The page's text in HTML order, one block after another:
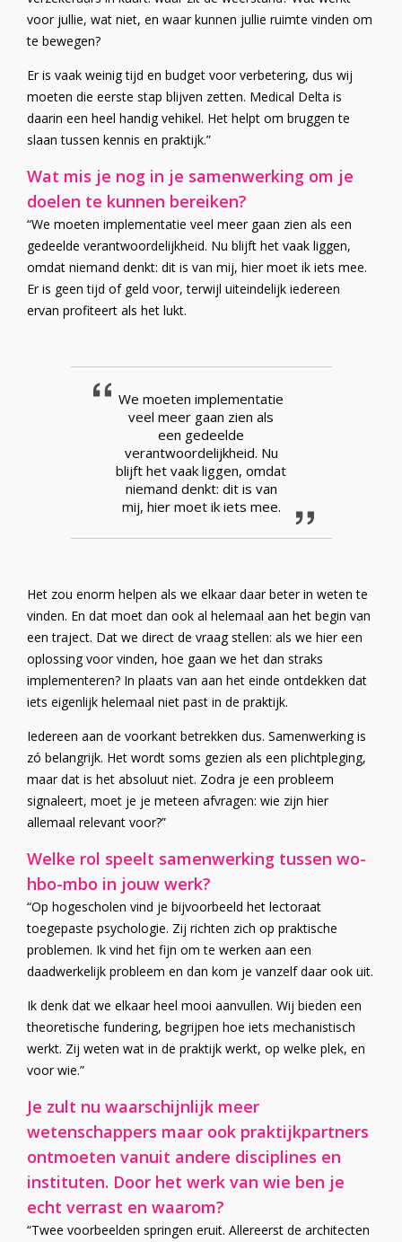
voor jullie, wat niet, en waar kunnen jullie ruimte vinden om
te bewegen?
Er is vaak weinig tijd en budget voor verbetering, dus wij
moeten die eerste stap blijven zetten. Medical Delta is
daarin een heel handig vehikel. Het helpt om bruggen te
slaan tussen kennis en praktijk.”
Wat mis je nog in je samenwerking om je
doelen te kunnen bereiken?
“We moeten implementatie veel meer gaan zien als een
gedeelde verantwoordelijkheid. Nu blijft het vaak liggen,
omdat niemand denkt: dit is van mij, hier moet ik iets mee.
Er is geen tijd of geld voor, terwijl uiteindelijk iedereen
ervan profiteert als het lukt.
We moeten implementatie
veel meer gaan zien als
een gedeelde
verantwoordelijkheid. Nu
blijft het vaak liggen, omdat
niemand denkt: dit is van
mij, hier moet ik iets mee.
Het zou enorm helpen als we elkaar daar beter in weten te
vinden. En dat moet dan ook al helemaal aan het begin van
een traject. Dat we direct de vraag stellen: als we hier een
oplossing voor vinden, hoe gaan we het dan straks
implementeren? In plaats van aan het einde ontdekken dat
iets eigenlijk helemaal niet past in de praktijk.
Iedereen aan de voorkant betrekken dus. Samenwerking is
zó belangrijk. Het wordt soms gezien als een plichtpleging,
maar dat is het absoluut niet. Zodra je een probleem
signaleert, moet je je meteen afvragen: wie zijn hier
allemaal relevant voor?”
Welke rol speelt samenwerking tussen wo-
hbo-mbo in jouw werk?
“Op hogescholen vind je bijvoorbeeld het lectoraat
toegepaste psychologie. Zij richten zich op praktische
problemen. Ik vind het fijn om te werken aan een
daadwerkelijk probleem en dan kom je vanzelf daar ook uit.
Ik denk dat we elkaar heel mooi aanvullen. Wij bieden een
theoretische fundering, begrijpen hoe iets mechanistisch
werkt. Zij weten wat in de praktijk werkt, op welke plek, en
voor wie.”
Je zult nu waarschijnlijk meer
wetenschappers maar ook praktijkpartners
ontmoeten vanuit andere disciplines en
instituten. Door het werk van wie ben je
echt verrast en waarom?
“Twee voorbeelden springen eruit. Allereerst de architecten